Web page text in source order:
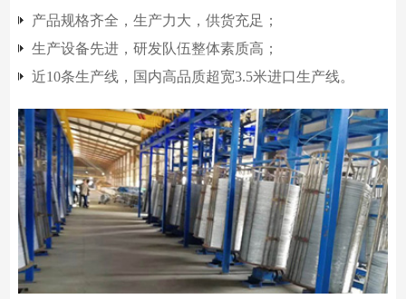
产品规格齐全，生产力大，供货充足；
生产设备先进，研发队伍整体素质高；
近10条生产线，国内高品质超宽3.5米进口生产线。